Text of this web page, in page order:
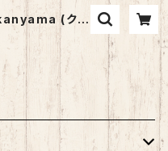
(クラ
）